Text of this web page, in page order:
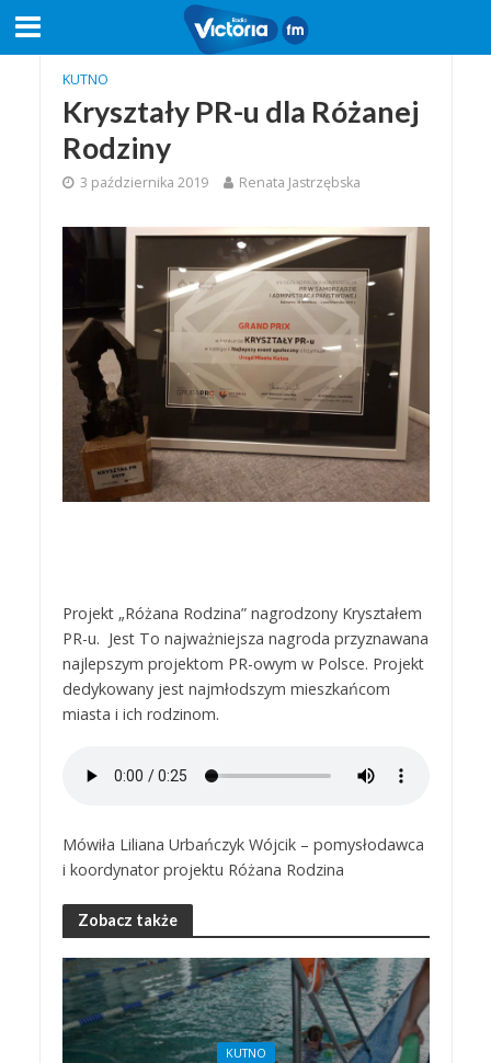
KUTNO
Kryształy PR-u dla Różanej
Rodziny
3 października 2019 Renata Jastrzębska
Projekt „Różana Rodzina” nagrodzony Kryształem
PR-u. Jest To najważniejsza nagroda przyznawana
najlepszym projektom PR-owym w Polsce. Projekt
dedykowany jest najmłodszym mieszkańcom
miasta i ich rodzinom.
Mówiła Liliana Urbańczyk Wójcik – pomysłodawca
i koordynator projektu Różana Rodzina
Zobacz także
KUTNO